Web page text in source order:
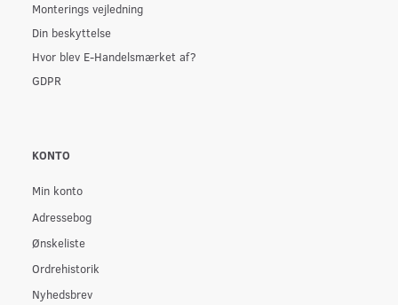
Monterings vejledning
Din beskyttelse
Hvor blev E-Handelsmærket af?
GDPR
KONTO
Min konto
Adressebog
Ønskeliste
Ordrehistorik
Nyhedsbrev